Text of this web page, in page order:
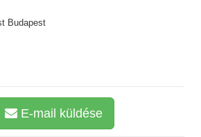
Budapest
E-mail küldése